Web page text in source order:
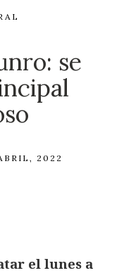
se
2022
el lunes a